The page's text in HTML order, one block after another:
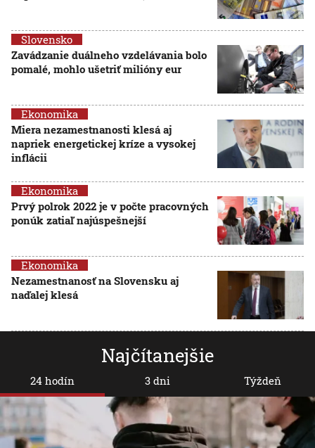
Slovensko
Zavádzanie duálneho vzdelávania bolo
pomalé, mohlo ušetriť milióny eur
Ekonomika
Miera nezamestnanosti klesá aj
napriek energetickej kríze a vysokej
inflácii
Ekonomika
Prvý polrok 2022 je v počte pracovných
ponúk zatiaľ najúspešnejší
Ekonomika
Nezamestnanosť na Slovensku aj
naďalej klesá
Najčítanejšie
24 hodín 3 dni Týždeň